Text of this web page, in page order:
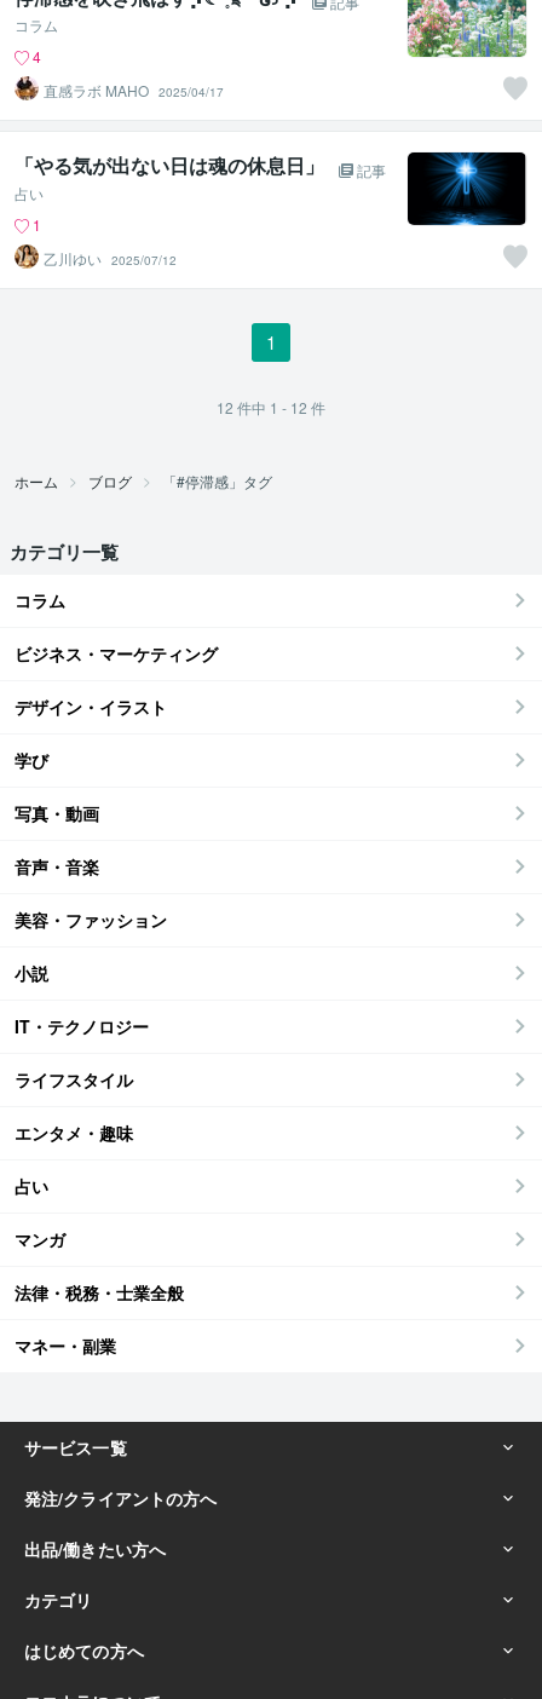
コラム
4
直感ラボ MAHO 2025/04/17
「やる気が出ない日は魂の休息日」
記事
占い
1
乙川ゆい 2025/07/12
1
12 件中 1 - 12 件
ホーム ブログ 「#停滞感」タグ
カテゴリ一覧
コラム
ビジネス・マーケティング
デザイン・イラスト
学び
写真・動画
音声・音楽
美容・ファッション
小説
IT・テクノロジー
ライフスタイル
エンタメ・趣味
占い
マンガ
法律・税務・士業全般
マネー・副業